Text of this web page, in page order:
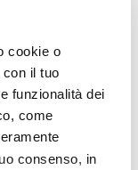
cookie o
il tuo
funzionalità dei
come
consenso, in
stessi pagamenti
non